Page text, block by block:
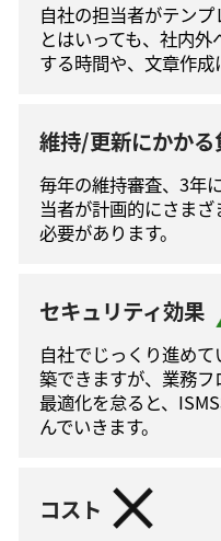
自社の担当者がテン
とはいっても、社内
する時間や、文章作成
維持/更新にかかる
毎年の維持審査、3年
当者が計画的にさま
必要があります。
セキュリティ効果
自社でじっくり進め
築できますが、業務
最適化を怠ると、
んでいきます。
コスト